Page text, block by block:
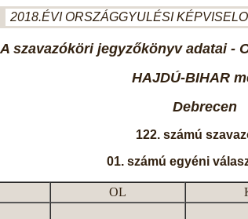
2018.ÉVI ORSZÁGGYULÉSI
A szavazóköri jegyzőkönyv adatai -
HAJDÚ-BIHAR
Debrecen
122. számú
01. számú egyéni
OL